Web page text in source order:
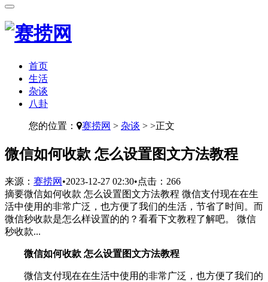
首页
生活
杂谈
八卦
您的位置： 赛捞网 > 杂谈 > >正文
​微信如何收款 怎么设置图文方法教程
来源： 赛捞网 •2023-12-27 02:30•点击： 266
摘要微信如何收款 怎么设置图文方法教程 微信支付现在在生
活中使用的非常广泛，也方便了我们的生活，节省了时间。而
微信秒收款是怎么样设置的的？看看下文教程了解吧。 微信
秒收款...
微信如何收款 怎么设置图文方法教程
微信支付现在在生活中使用的非常广泛，也方便了我们的